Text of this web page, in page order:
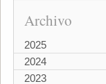
Archivo
2025
2024
2023